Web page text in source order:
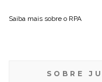
Saiba mais sobre o RPA
SOBRE